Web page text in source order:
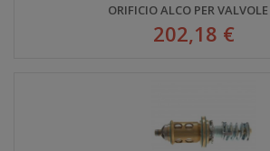
ORIFICIO ALCO PER
202,18 €